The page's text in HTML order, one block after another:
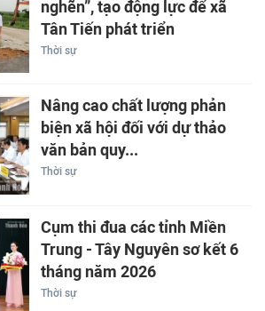
nghẽn”, tạo động lực để xã
Tân Tiến phát triển
Thời sự
Nâng cao chất lượng phản
biện xã hội đối với dự thảo
văn bản quy...
Thời sự
Cụm thi đua các tỉnh Miền
Trung - Tây Nguyên sơ kết 6
tháng năm 2026
Thời sự